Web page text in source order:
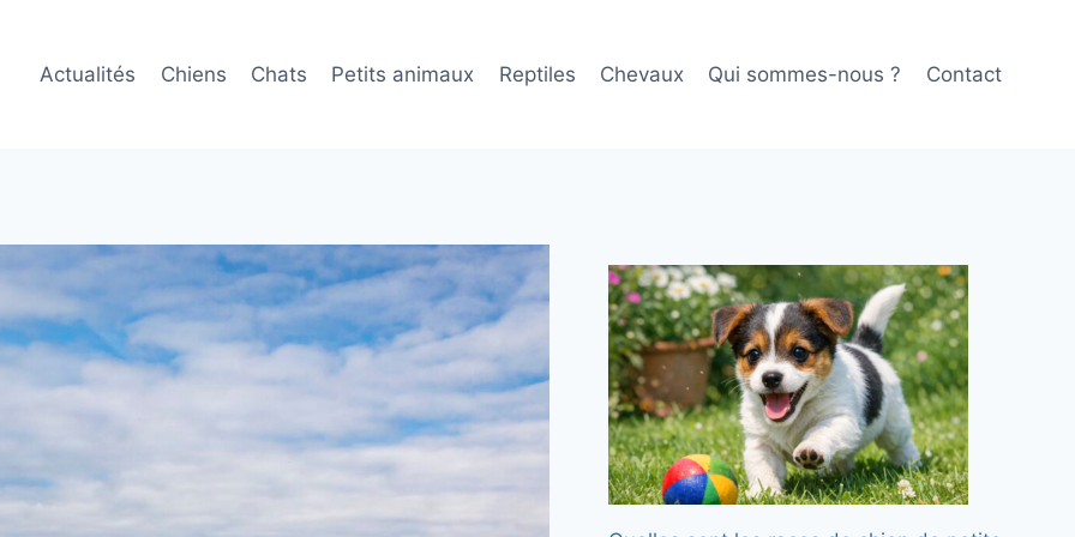
Actualités Chiens Chats Petits animaux Reptiles Chevaux Qui sommes-nous ? Contact